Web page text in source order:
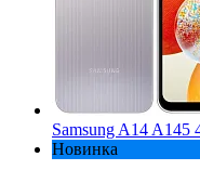
Samsung A14 A145
Новинка